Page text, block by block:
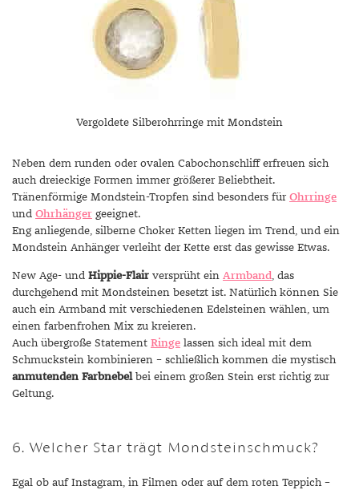
Vergoldete Silberohrringe mit Mondstein
Neben dem runden oder ovalen Cabochonschliff erfreuen sich
auch dreieckige Formen immer größerer Beliebtheit.
Tränenförmige Mondstein-Tropfen sind besonders für Ohrringe
und Ohrhänger geeignet.
Eng anliegende, silberne Choker Ketten liegen im Trend, und ein
Mondstein Anhänger verleiht der Kette erst das gewisse Etwas.
New Age- und Hippie-Flair versprüht ein Armband, das
durchgehend mit Mondsteinen besetzt ist. Natürlich können Sie
auch ein Armband mit verschiedenen Edelsteinen wählen, um
einen farbenfrohen Mix zu kreieren.
Auch übergroße Statement Ringe lassen sich ideal mit dem
Schmuckstein kombinieren – schließlich kommen die mystisch
anmutenden Farbnebelbei einem großen Stein erst richtig zur
Geltung.
6. Welcher Star trägt Mondsteinschmuck?
Egal ob auf Instagram, in Filmen oder auf dem roten Teppich –